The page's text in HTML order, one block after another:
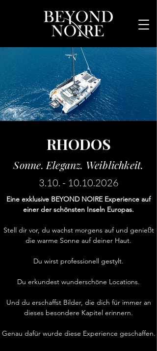
RHODOS
Sonne. Eleganz. Weiblichkeit.
3.10. - 10.10.2026
Eine exklusive BEYOND NOIRE Experience auf
einer der schönsten Inseln Europas.
Stell dir vor, du wachst morgens auf und genießt
die warme Sonne auf deiner Haut.
Du wirst professionell gestylt.
Du erkundest wunderschöne Locations.
Und du erschaffst Bilder, die dich für immer an
dieses besondere Kapitel erinnern.
Genau dafür wurde diese Experience geschaffen.